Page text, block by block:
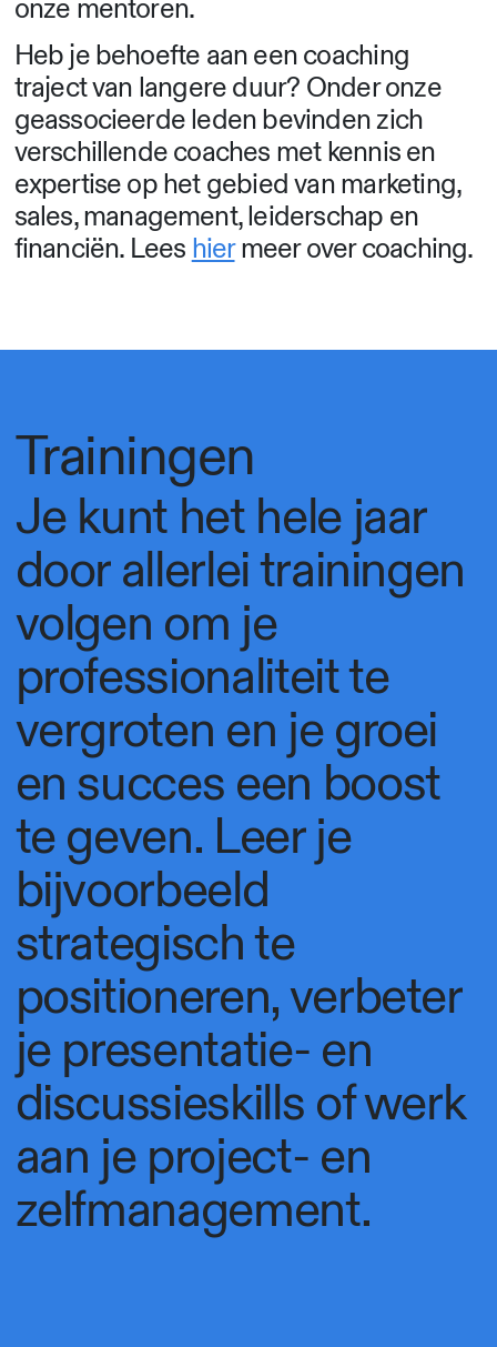
onze mentoren.
Heb je behoefte aan een coaching
traject van langere duur? Onder onze
geassocieerde leden bevinden zich
verschillende coaches met kennis en
expertise op het gebied van marketing,
sales, management, leiderschap en
financiën. Lees hiermeer over coaching.
Trainingen
Je kunt het hele jaar
door allerlei trainingen
volgen om je
professionaliteit te
vergroten en je groei
en succes een boost
te geven. Leer je
bijvoorbeeld
strategisch te
positioneren, verbeter
je presentatie- en
discussieskills of werk
aan je project- en
zelfmanagement.